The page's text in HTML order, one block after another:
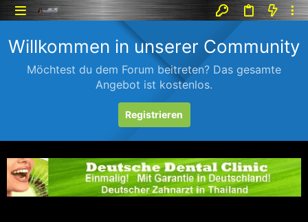
Willkommen in unserer Community
Möchtest du dem Forum beitreten? Das gesamte
Angebot ist kostenlos.
Registrieren